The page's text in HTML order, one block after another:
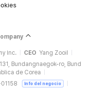
Inc. CEO Yang Zooil
Bundangnaegok-ro, Bund
de Corea
Info del negocio